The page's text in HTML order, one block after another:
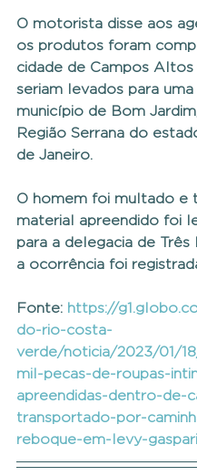
O motorista disse aos
os produtos foram
cidade de Campos Altos
seriam levados para
município de Bom
Região Serrana do
de Janeiro.
O homem foi multado e
material apreendido foi
para a delegacia de Três
a ocorrência foi
Fonte: https://
do-rio-costa-
verde/noticia/2023/01/
mil-pecas-de-roupas-
apreendidas-dentro-de-
transportado-por-
reboque-em-levy-